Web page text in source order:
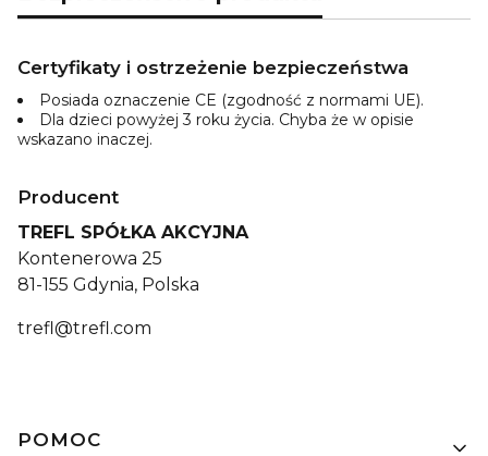
Certyfikaty i ostrzeżenie bezpieczeństwa
Posiada oznaczenie CE (zgodność z normami UE).
Dla dzieci powyżej 3 roku życia. Chyba że w opisie
wskazano inaczej.
Producent
TREFL SPÓŁKA AKCYJNA
Kontenerowa 25
81-155 Gdynia, Polska
trefl@trefl.com
Linki w stopce
POMOC